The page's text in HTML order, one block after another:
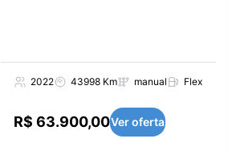
2022 43998 Km manual Flex
R$ 63.900,00Ver oferta